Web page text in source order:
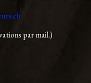
par mail.)